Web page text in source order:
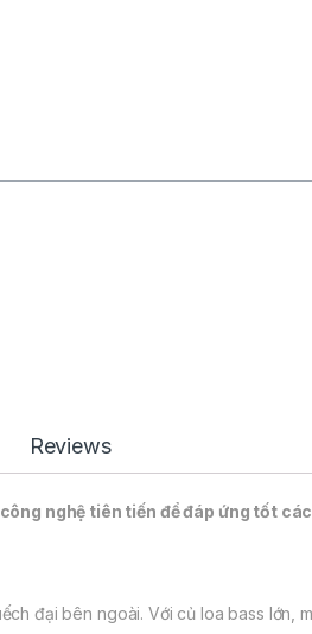
Reviews
nghệ tiên tiến để đáp ứng tốt
đại bên ngoài. Với củ loa bass lớn,